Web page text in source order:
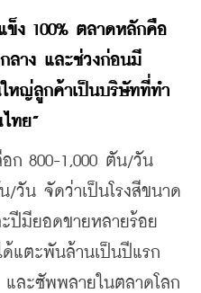
ข็ง 100% ตลาดหลักคือ
ลาง และช่วงก่อนมี
หญ่ลูกค้าเป็นบริษัทที่ทำ
ทย”
ก 800-1,000 ตัน/วัน
/วัน จัดว่าเป็นโรงสีขนาด
ปีมียอดขายหลายร้อย
แตะพันล้านเป็นปีแรก
ละซัพพลายในตลาดโลก